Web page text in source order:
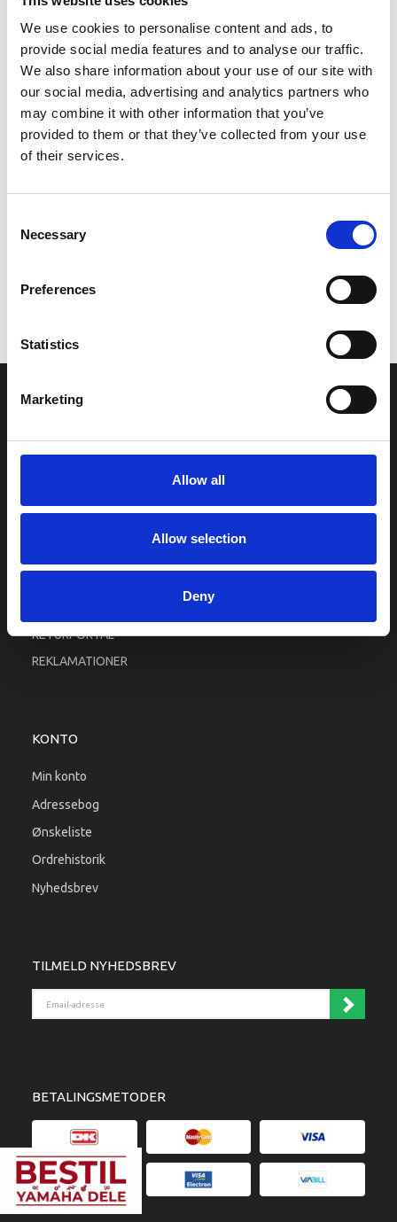
We use cookies to personalise content and ads, to
provide social media features and to analyse our traffic.
We also share information about your use of our site with
our social media, advertising and analytics partners who
may combine it with other information that you’ve
provided to them or that they’ve collected from your use
of their services.
Selection
Necessary
Preferences
Statistics
Marketing
Allow all
Allow selection
Deny
Leveringstid er 5-6 dag(e)
Model/varenr.: YH233002540H
10.549,89 DKK
Vi oplever i øjeblikket store og hyppige prisændringer i markedet.
leveres, eller hvor prisen afviger fra det viste. Vi kontakter dig
naturligvis, hvis dette er tilfældet.
INFORMATIONER
RETURPORTAL
REKLAMATIONER
KONTO
Min konto
Adressebog
Ønskeliste
Ordrehistorik
Nyhedsbrev
TILMELD NYHEDSBREV
BETALINGSMETODER